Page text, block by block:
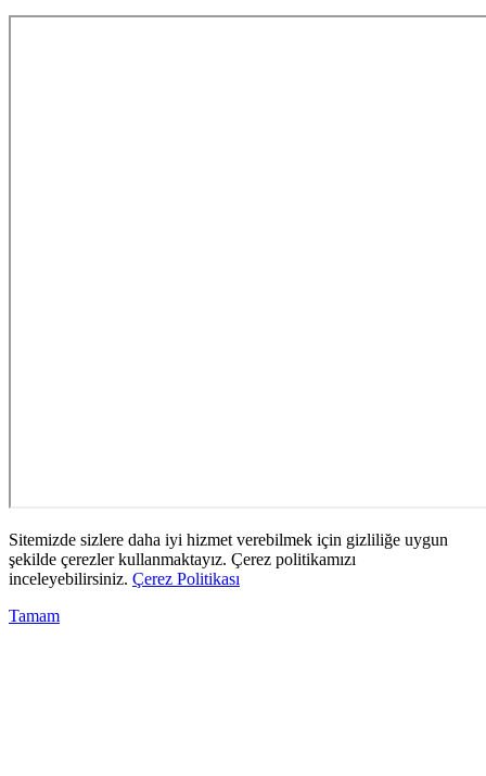
Sitemizde sizlere daha iyi hizmet verebilmek için gizliliğe uygun
şekilde çerezler kullanmaktayız. Çerez politikamızı
inceleyebilirsiniz. Çerez Politikası
Tamam